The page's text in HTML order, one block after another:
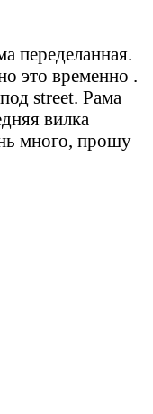
переделанная.
это временно .
street. Рама
вилка
много, прошу